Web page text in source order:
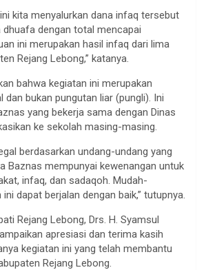
kita menyalurkan dana infaq tersebut
dengan total mencapai
ini merupakan hasil infaq dari lima
Rejang Lebong,” katanya.
bahwa kegiatan ini merupakan
dan bukan pungutan liar (pungli). Ini
yang bekerja sama dengan Dinas
ke sekolah masing-masing.
berdasarkan undang-undang yang
Baznas mempunyai kewenangan untuk
infaq, dan sadaqoh. Mudah-
dapat berjalan dengan baik,” tutupnya.
Rejang Lebong, Drs. H. Syamsul
apresiasi dan terima kasih
kegiatan ini yang telah membantu
Rejang Lebong.